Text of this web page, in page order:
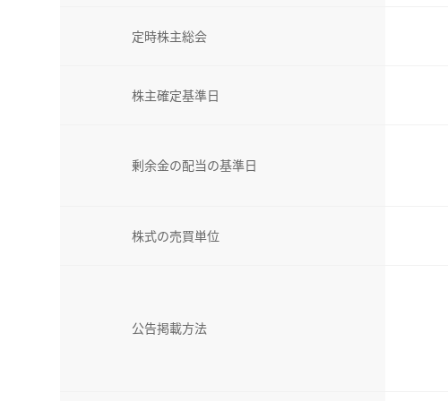
定時株主総会
株主確定基準日
剰余金の配当の基準日
株式の売買単位
公告掲載方法